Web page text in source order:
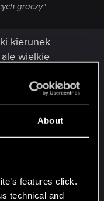
About
features click.
technical and
graczy"
kierunek
wielkie
, czyli takim,
CDPRed nie
tactics,